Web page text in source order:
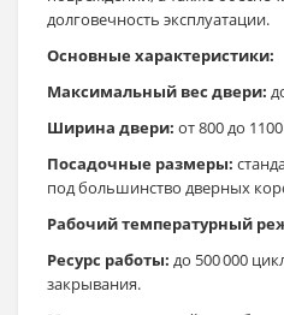
долговечность эксплуатации.
Основные характеристики:
Максимальный вес двери:
Ширина двери: от 800 до
Посадочные размеры:
под большинство дверных
Рабочий температурный
Ресурс работы: до 500 000
закрывания.